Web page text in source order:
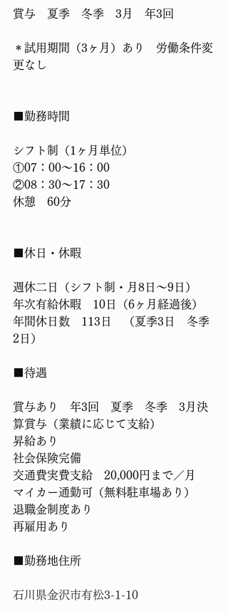
賞与　夏季　冬季　3月　年3回
＊試用期間（3ヶ月）あり　労働条件変
更なし
■勤務時間
シフト制（1ヶ月単位）
①07：00〜16：00
②08：30〜17：30
休憩　60分
■休日・休暇
週休二日（シフト制・月8日〜9日）
年次有給休暇　10日（6ヶ月経過後）
年間休日数　113日　（夏季3日　冬季
2日）
■待遇
賞与あり　年3回　夏季　冬季　3月決
算賞与（業績に応じて支給）
昇給あり
社会保険完備
交通費実費支給　20,000円まで／月
マイカー通勤可（無料駐車場あり）
退職金制度あり
再雇用あり
■勤務地住所
石川県金沢市有松3-1-10